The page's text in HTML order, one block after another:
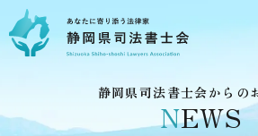
静岡県司法書士会からの
NEWS